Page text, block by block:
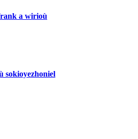
a wirioù
sokioyezhoniel